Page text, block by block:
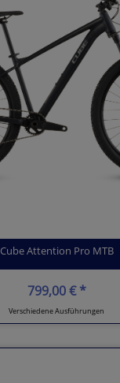
Cube Attention Pro MTB
799,00 € *
Verschiedene Ausführungen